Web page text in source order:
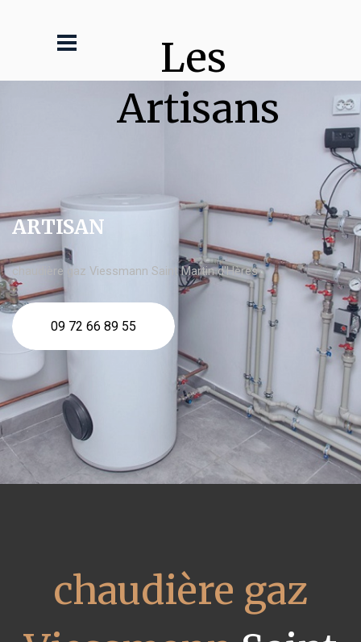
Les
Artisans
ARTISAN
chaudière gaz Viessmann Saint Martin d'Hères
09 72 66 89 55
chaudière gaz